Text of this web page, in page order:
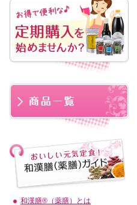
和漢膳®（薬膳）とは